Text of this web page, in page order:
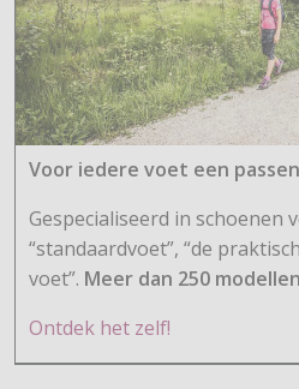
Voor iedere voet een
Gespecialiseerd in schoenen
“standaardvoet”, “de
voet”. Meer dan 250
Ontdek het zelf!